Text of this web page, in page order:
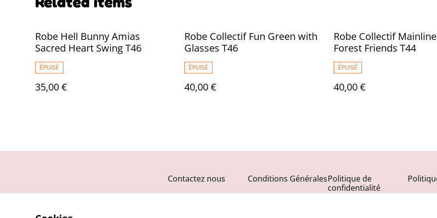
Robe Hell Bunny Amias
Sacred Heart Swing T46
ÉPUISÉ
35,00 €
Robe Collectif Fun Green with
Glasses T46
ÉPUISÉ
40,00 €
Robe Collectif
Forest Friends T44
ÉPUISÉ
40,00 €
Contactez nous Conditions GénéralesPolitique de
confidentialité